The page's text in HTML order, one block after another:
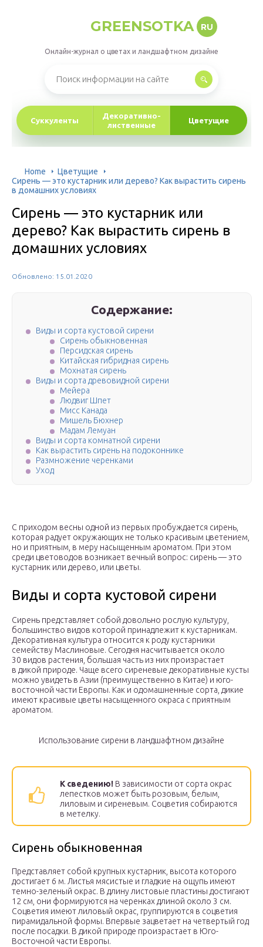
GREENSOTKA RU
Онлайн-журнал о цветах и ландшафтном дизайне
Суккуленты
Декоративно-
лиственные
Цветущие
Home
Цветущие
Сирень — это кустарник или дерево? Как вырастить сирень
в домашних условиях
Сирень — это кустарник или
дерево? Как вырастить сирень в
домашних условиях
Обновлено: 15.01.2020
Содержание:
Виды и сорта кустовой сирени
Сирень обыкновенная
Персидская сирень
Китайская гибридная сирень
Мохнатая сирень
Виды и сорта древовидной сирени
Мейера
Людвиг Шпет
Мисс Канада
Мишель Бюхнер
Мадам Лемуан
Виды и сорта комнатной сирени
Как вырастить сирень на подоконнике
Размножение черенками
Уход
С приходом весны одной из первых пробуждается сирень,
которая радует окружающих не только красивым цветением,
но и приятным, в меру насыщенным ароматом. При этом
среди цветоводов возникает вечный вопрос: сирень — это
кустарник или дерево, или цветы.
Виды и сорта кустовой сирени
Сирень представляет собой довольно рослую культуру,
большинство видов которой принадлежит к кустарникам.
Декоративная культура относится к роду кустарники
семейству Маслиновые. Сегодня насчитывается около
30 видов растения, большая часть из них произрастает
в дикой природе. Чаще всего сиреневые декоративные кусты
можно увидеть в Азии (преимущественно в Китае) и юго-
восточной части Европы. Как и одомашненные сорта, дикие
имеют красивые цветы насыщенного окраса с приятным
ароматом.
Использование сирени в ландшафтном дизайне
К сведению! В зависимости от сорта окрас
лепестков может быть розовым, белым,
лиловым и сиреневым. Соцветия собираются
в метелку.
Сирень обыкновенная
Представляет собой крупных кустарник, высота которого
достигает 6 м. Листья мясистые и гладкие на ощупь имеют
темно-зеленый окрас. В длину листовые пластины достигают
12 см, они формируются на черенках длиной около 3 см.
Соцветия имеют лиловый окрас, группируются в соцветия
пирамидальной формы. Впервые зацветает на четвертый год
после посадки. В дикой природе произрастает в Юго-
Восточной части Европы.